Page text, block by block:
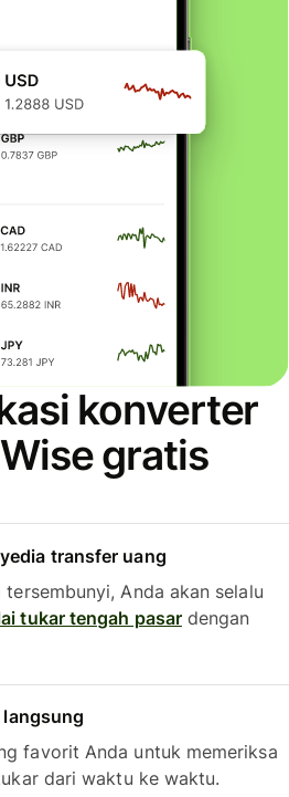
konverter
gratis
transfer uang
Anda akan selalu
tukar tengah pasardengan
langsung
favorit Anda untuk memeriksa
dari waktu ke waktu.